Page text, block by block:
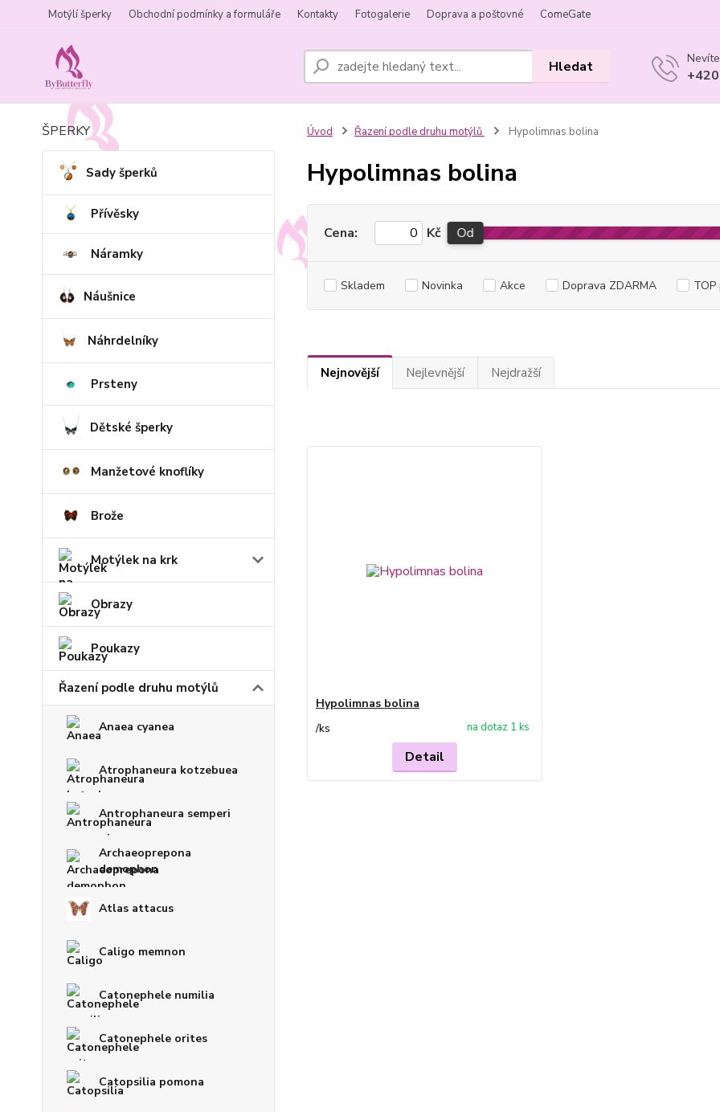
Motýlí šperky Obchodní podmínky a formuláře Kontakty Fotogalerie Doprava a poštovné ComeGate
Hledat
ŠPERKY
Sady šperků
Přívěsky
Náramky
Náušnice
Náhrdelníky
Prsteny
Dětské šperky
Manžetové knoflíky
Brože
Motýlek na krk
Obrazy
Poukazy
Řazení podle druhu motýlů
Anaea cyanea
Atrophaneura kotzebuea
Antrophaneura semperi
Archaeoprepona
demophon
Atlas attacus
Caligo memnon
Catonephele numilia
Catonephele orites
Catopsilia pomona
Úvod Řazení podle druhu motýlů Hypolimnas bolina
Hypolimnas bolina
Cena: Kč Od
Skladem Novinka Akce Doprava ZDARMA
Nejnovější Nejlevnější Nejdražší
Hypolimnas bolina
/ks na dotaz 1 ks
Detail